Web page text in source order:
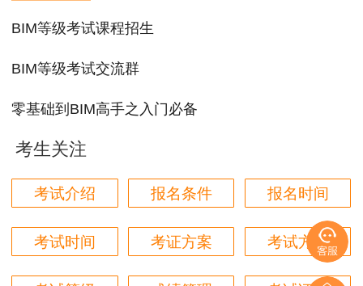
BIM技术在中国已有应用实践的成功尝试。总高
理水平和建设质量，其材料损耗从原来的3％降低
从设计到施工，直至顺利交接，BIM技术贯穿始
终。
“从这些奖项看背后，必然是BIM应用在公路、
桥梁、市政、水处理、施工、实景建模等行业和领
域中的不断推进和发展，以及中国BIM精英人才成
长和付出的结果。” Bentley北亚区总裁刘德盛
说。
BIM等级考试课程招生
BIM等级考试交流群
零基础到BIM高手之入门必备
考生关注
考试介绍 报名条件 报名时间
考试时间 考证方案 考试方式